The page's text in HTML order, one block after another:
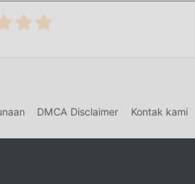
""akumulasi"" yang sedikit
proses ini, sehingga
tombol unduh untuk menginstal
dalam paket instalasi moddroid
DMCA Disclaimer Kontak kami